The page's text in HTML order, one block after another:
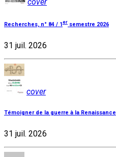
Recherches, n° 84 / 1er semestre 2026
31 juil. 2026
cover
Témoigner de la guerre à la Renaissance
31 juil. 2026